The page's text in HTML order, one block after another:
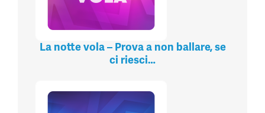
La notte vola – Prova a non ballare, se
ci riesci…